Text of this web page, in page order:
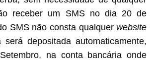
receber um SMS no dia 20 de
SMS não consta qualquer website
depositada automaticamente,
na conta bancária onde